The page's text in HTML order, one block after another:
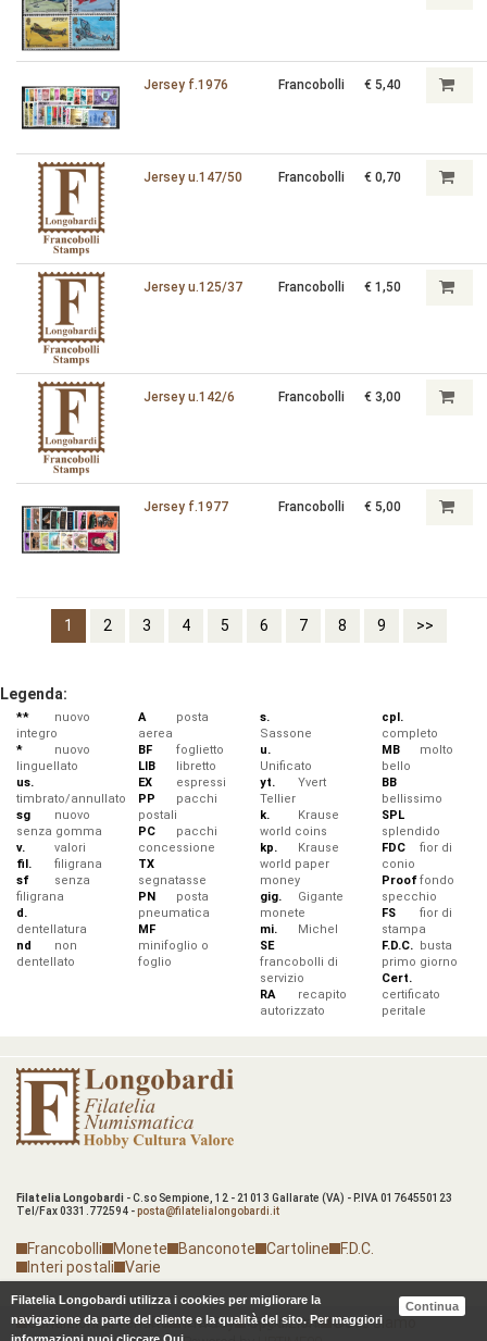
Jersey f.1976 Francobolli € 5,40
Jersey u.147/50 Francobolli € 0,70
Jersey u.125/37 Francobolli € 1,50
Jersey u.142/6 Francobolli € 3,00
Jersey f.1977 Francobolli € 5,00
1 2 3 4 5 6 7 8 9 >>
Legenda:
**
nuovo
integro
*
nuovo
linguellato
us.
timbrato/annullato
sg
nuovo
senza gomma
v.
valori
fil.
filigrana
sf
senza
filigrana
d.
dentellatura
nd
non
dentellato
A
posta
aerea
BF
foglietto
LIB
libretto
EX
espressi
PP
pacchi
postali
PC
pacchi
concessione
TX
segnatasse
PN
posta
pneumatica
MF
minifoglio o
foglio
s.
Sassone
u.
Unificato
yt.
Yvert
Tellier
k.
Krause
world coins
kp.
Krause
world paper
money
gig.
Gigante
monete
mi.
Michel
SE
francobolli di
servizio
RA
recapito
autorizzato
cpl.
completo
MB
molto
bello
BB
bellissimo
SPL
splendido
FDC
fior di
conio
Prooffondo
specchio
FS
fior di
stampa
F.D.C. busta
primo giorno
Cert.
certificato
peritale
Filatelia Longobardi - C.so Sempione, 12 - 21013 Gallarate (VA) - P.IVA 01764550123
Tel/Fax 0331.772594 -posta@filatelialongobardi.it
Francobolli Monete Banconote Cartoline
F.D.C.
Interi postali
Varie
Condizioni di vendita Privacy Spedizioni Dove siamo
© 2012-2026. All Rights Reserved.
Filatelia Longobardi utilizza i cookies per migliorare la
navigazione da parte del cliente e la qualità del sito. Per maggiori
Continua